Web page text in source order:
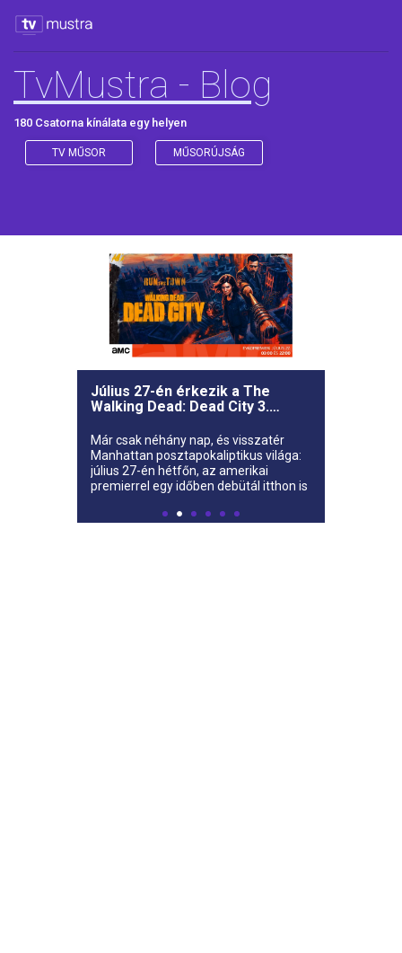
TvMustra - Blog
180 Csatorna kínálata egy helyen
TV MŰSOR MŰSORÚJSÁG
Július 27-én érkezik a The
Walking Dead: Dead City 3.
Már csak néhány nap, és visszatér
Manhattan posztapokaliptikus világa:
július 27-én hétfőn, az amerikai
premierrel egy időben debütál itthon is
City harmadik évada.